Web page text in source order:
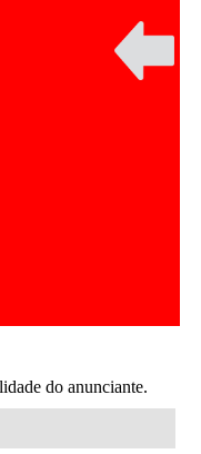
do anunciante.